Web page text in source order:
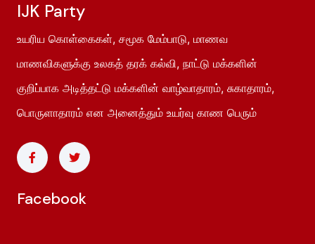
IJK Party
உயரிய கொள்கைகள், சமூக மேம்பாடு, மாணவ
மாணவிகளுக்கு உலகத் தரக் கல்வி, நாட்டு மக்களின்
குறிப்பாக அடித்தட்டு மக்களின் வாழ்வாதாரம், சுகாதாரம்,
பொருளாதாரம் என அனைத்தும் உயர்வு காண பெரும்
Facebook